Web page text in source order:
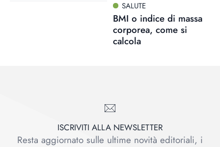
SALUTE
BMI o indice di massa
corporea, come si
calcola
ISCRIVITI ALLA NEWSLETTER
Resta aggiornato sulle ultime novità editoriali, i